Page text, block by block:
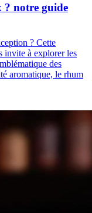
? notre guide
? Cette
invite à explorer les
des
aromatique, le rhum